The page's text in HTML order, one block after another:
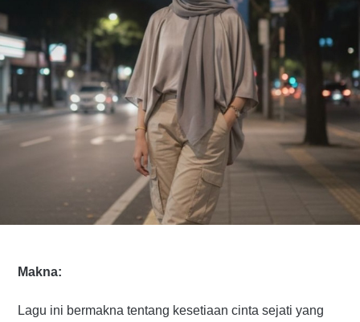
Makna:
Lagu ini bermakna tentang kesetiaan cinta sejati yang